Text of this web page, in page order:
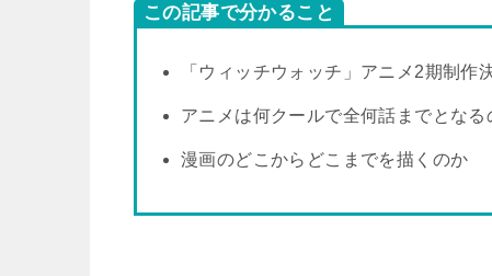
この記事で分かること
「ウィッチウォッチ」アニメ2期制作
アニメは何クールで全何話までとなる
漫画のどこからどこまでを描くのか